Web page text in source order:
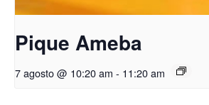
Pique Ameba
7 agosto @ 10:20 am - 11:20 am